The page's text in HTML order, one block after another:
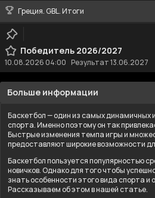
Греция. GBL. Итоги
Победитель 2026/2027
10.08.2026 04:00 Результат 13.06.2027
Больше информации
Баскетбол — один из самых динамичных
спорта. Именно поэтому он так
Быстрые изменения темпа игры и
предоставляют широкие возможности
Баскетбол пользуется популярностью
новичков. Однако для того чтобы
знать особенности этого вида спорта и
Рассказываем об этом в нашей статье.